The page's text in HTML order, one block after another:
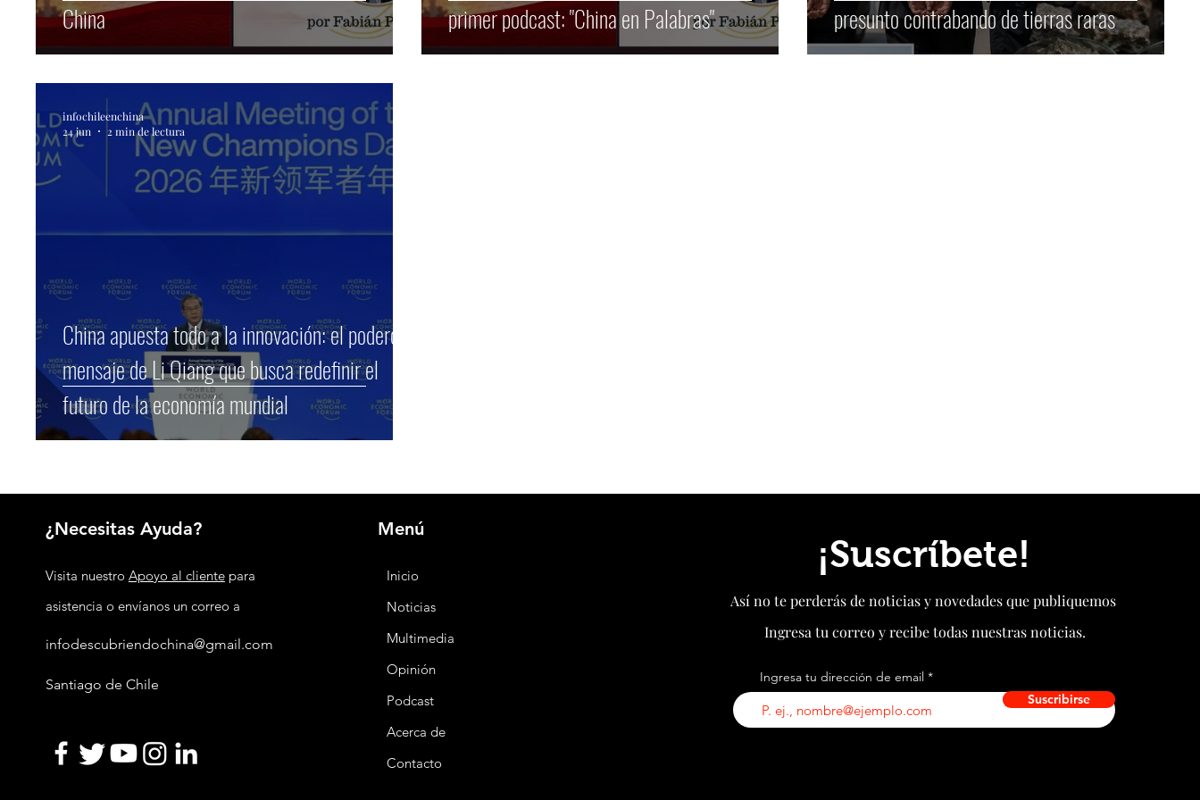
China
primer podcast: "China en Palabras"
presunto contrabando de tierras raras
China apuesta todo a la innovación: el poderoso
mensaje de Li Qiang que busca redefinir el
futuro de la economía mundial
infochileenchina
24 jun
2 min de lectura
¿Necesitas Ayuda?
Visita nuestro Apoyo al clientepara
asistencia o envíanos un correo a
infodescubriendochina@gmail.com
Santiago de Chile
Menú
Inicio
Noticias
Multimedia
Opinión
Podcast
Acerca de
Contacto
¡Suscríbete!
Así no te perderás de noticias y novedades que publiquemos
Ingresa tu correo y recibe todas nuestras noticias.
Ingresa tu dirección de email
Suscribirse